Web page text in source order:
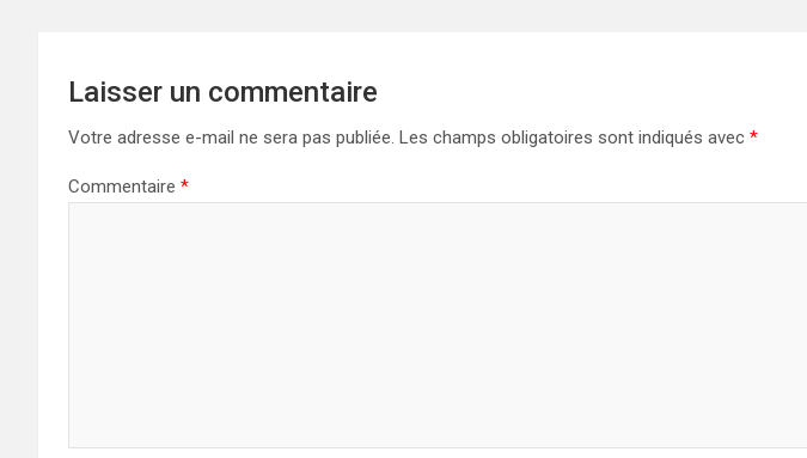
Laisser un commentaire
Votre adresse e-mail ne sera pas publiée. Les champs obligatoires sont indiqués avec *
Commentaire *